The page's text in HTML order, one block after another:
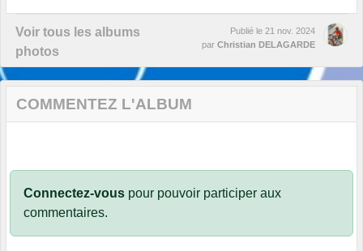
Voir tous les albums
photos
Publié le 21 nov. 2024
par Christian DELAGARDE
COMMENTEZ L'ALBUM
Connectez-vous pour pouvoir participer aux
commentaires.